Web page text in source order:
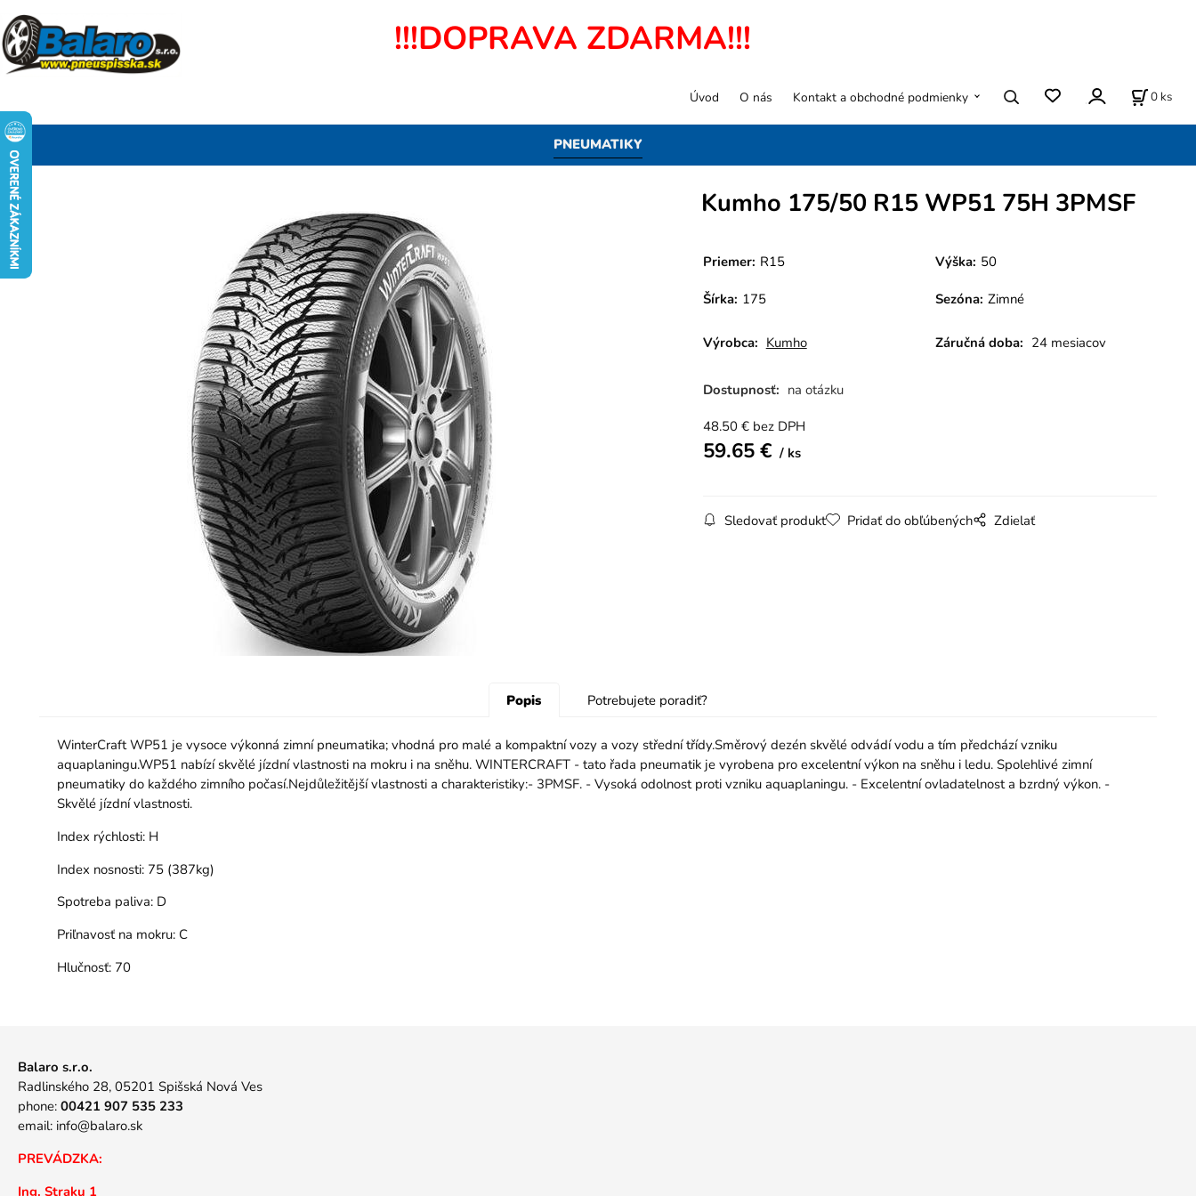
!!!DOPRAVA ZDARMA!!!
PNEUMATIKY
Úvod O nás Kontakt a obchodné podmienky 0 ks
Kumho 175/50 R15 WP51 75H 3PMSF
Priemer: R15 Výška: 50
Šírka: 175 Sezóna: Zimné
Výrobca: Kumho Záručná doba: 24 mesiacov
Dostupnosť: na otázku
48.50€ bez DPH
59.65€ ks
Sledovať produkt Pridať do obľúbených Zdielať
Popis Potrebujete poradiť?
WinterCraft WP51 je vysoce výkonná zimní pneumatika; vhodná pro malé a kompaktní vozy a vozy střední třídy.Směrový dezén skvělé odvádí vodu a tím předchází vzniku
aquaplaningu.WP51 nabízí skvělé jízdní vlastnosti na mokru i na sněhu. WINTERCRAFT - tato řada pneumatik je vyrobena pro excelentní výkon na sněhu i ledu. Spolehlivé zimní
pneumatiky do každého zimního počasí.Nejdůležitější vlastnosti a charakteristiky:- 3PMSF. - Vysoká odolnost proti vzniku aquaplaningu. - Excelentní ovladatelnost a bzrdný výkon. -
Skvělé jízdní vlastnosti.
Index rýchlosti:H
Index nosnosti:75 (387kg)
Spotreba paliva:D
Priľnavosť na mokru:C
Hlučnosť:70
Balaro s.r.o.
Radlinského 28, 05201 Spišská Nová Ves
phone: 00421 907 535 233
email: info@balaro.sk
PREVÁDZKA:
Ing. Straku 1